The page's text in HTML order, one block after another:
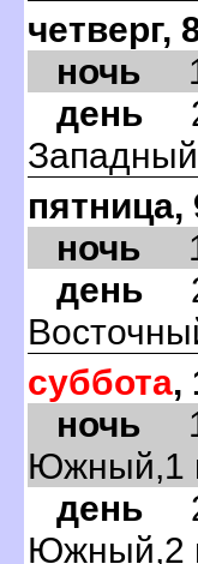
четверг,
ночь
день
пятница,
ночь
день
суббота,
ночь
Южный,1
день
Южный,2